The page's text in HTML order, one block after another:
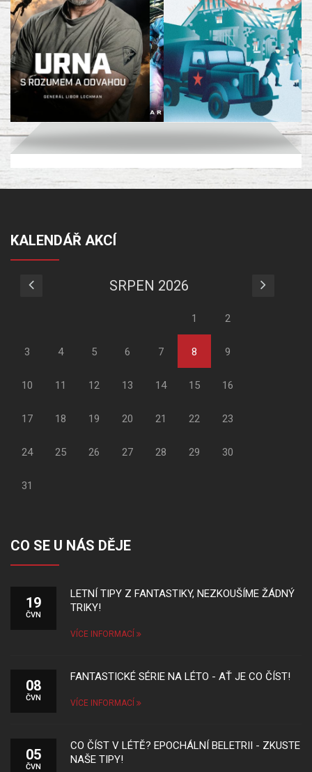
KALENDÁŘ AKCÍ
SRPEN 2026
1 2
3 4 5 6 7 8 9
10 11 12 13 14 15 16
17 18 19 20 21 22 23
24 25 26 27 28 29 30
31
CO SE U NÁS DĚJE
19
ČVN
LETNÍ TIPY Z FANTASTIKY, NEZKOUŠÍME ŽÁDNÝ
TRIKY!
VÍCE INFORMACÍ
08
ČVN
FANTASTICKÉ SÉRIE NA LÉTO - AŤ JE CO ČÍST!
VÍCE INFORMACÍ
05
ČVN
CO ČÍST V LÉTĚ? EPOCHÁLNÍ BELETRII - ZKUSTE
NAŠE TIPY!